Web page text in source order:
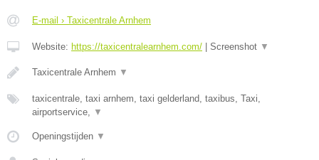
E-mail › Taxicentrale Arnhem
Website: https://taxicentralearnhem.com/ Screenshot ▼
Taxicentrale Arnhem ▼
taxicentrale, taxi arnhem, taxi gelderland, taxibus, Taxi,
airportservice,
▼
Openingstijden ▼